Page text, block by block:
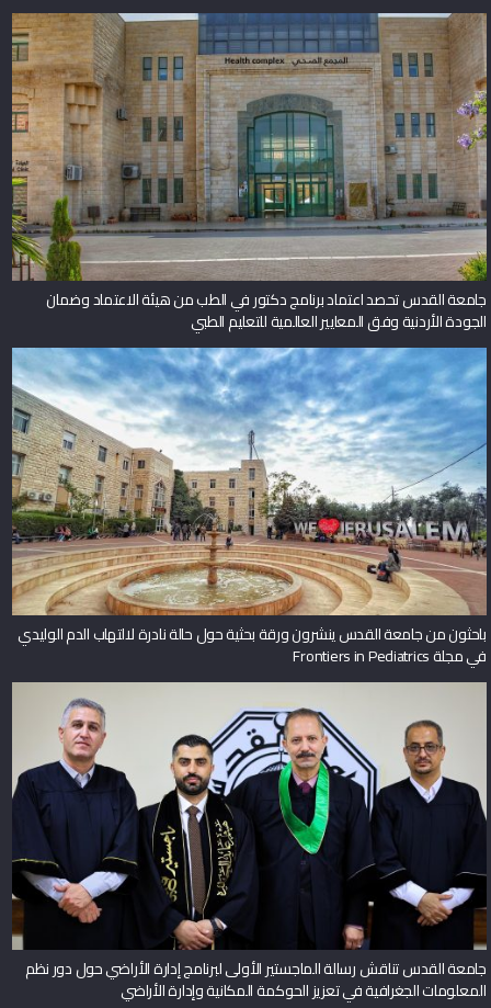
جامعة القدس تحصد اعتماد برنامج دكتور في الطب من هيئة الاعتماد وضمان
الجودة الأردنية وفق المعايير العالمية للتعليم الطبي
باحثون من جامعة القدس ينشرون ورقة بحثية حول حالة نادرة لالتهاب الدم الوليدي
في مجلة Frontiers in Pediatrics
جامعة القدس تناقش رسالة الماجستير الأولى لبرنامج إدارة الأراضي حول دور نظم
المعلومات الجغرافية في تعزيز الحوكمة المكانية وإدارة الأراضي